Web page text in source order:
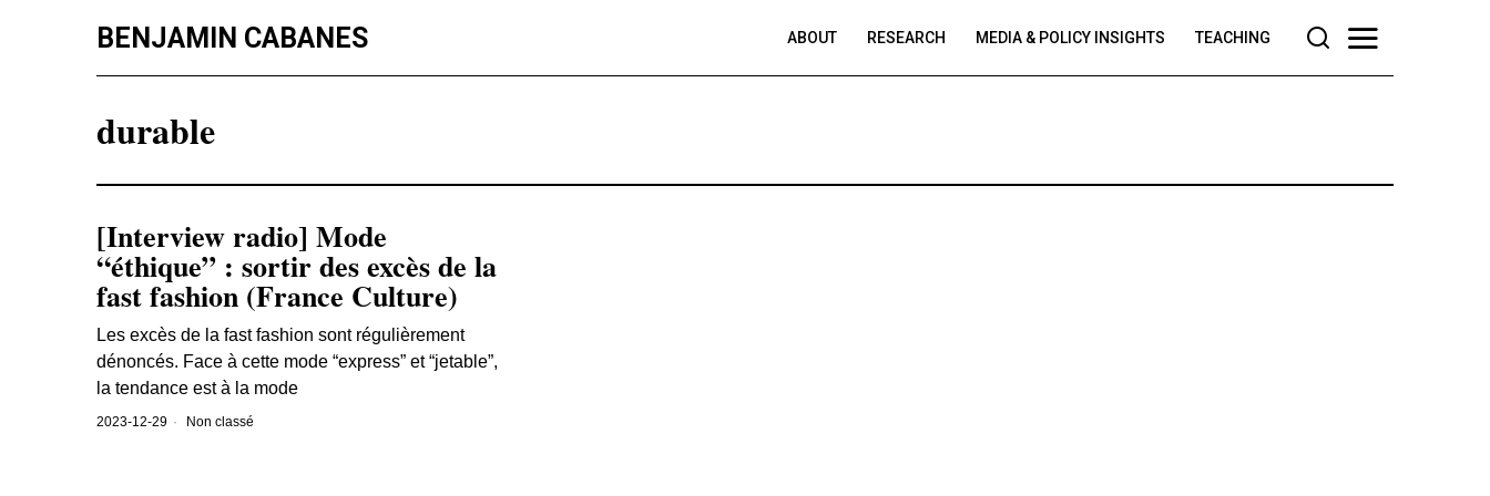
BENJAMIN CABANES ABOUT RESEARCH MEDIA & POLICY INSIGHTS TEACHING
durable
[Interview radio] Mode
“éthique” : sortir des excès de la
fast fashion (France Culture)
Les excès de la fast fashion sont régulièrement
dénoncés. Face à cette mode “express” et “jetable”,
la tendance est à la mode
2023-12-29 Non classé